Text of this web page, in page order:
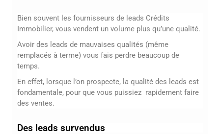
Bien souvent les fournisseurs de leads Crédits
Immobilier, vous vendent un volume plus qu’une qualité.
Avoir des leads de mauvaises qualités (même
remplacés à terme) vous fais perdre beaucoup de
temps.
En effet, lorsque l’on prospecte, la qualité des leads est
fondamentale, pour que vous puissiez rapidement faire
des ventes.
Des leads survendus